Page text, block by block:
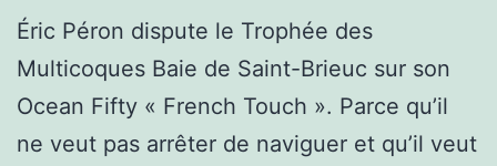
Éric Péron dispute le Trophée des
Multicoques Baie de Saint-Brieuc sur son
Ocean Fifty « French Touch ». Parce qu’il
ne veut pas arrêter de naviguer et qu’il veut